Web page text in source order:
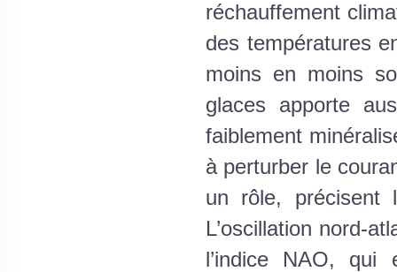
réchauffement
des températures
moins en moins
glaces apporte
faiblement
à perturber le
un rôle, précisent
L’oscillation nord-
l’indice NAO, qui